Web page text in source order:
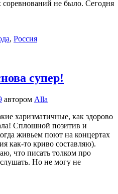
соревнований не было. Сегодня
, Россия
супер!
автором Alla
харизматичные, как здорово
Сплошной позитив и
живьем поют на концертах
как-то криво составляю).
что писать толком про
Но не могу не